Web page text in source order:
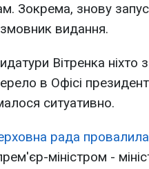
Зокрема, знову
видання.
Вітренка ніхто
в Офісі
ситуативно.
рада
міністром -